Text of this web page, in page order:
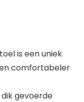
is een uniek
comfortabeler
gevoerde